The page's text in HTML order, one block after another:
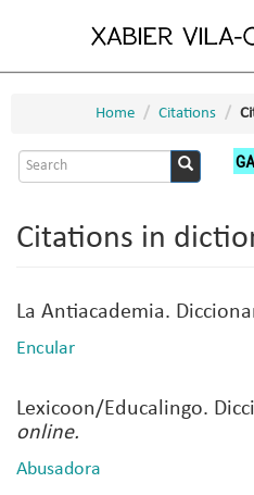
Home Citations
Search
Citations in
La Antiacademia.
Encular
Lexicoon/Educalingo.
online.
Abusadora